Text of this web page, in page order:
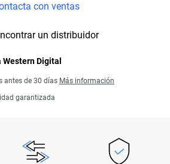
con ventas
un distribuidor
Digital
antes de 30 días Más información
garantizada